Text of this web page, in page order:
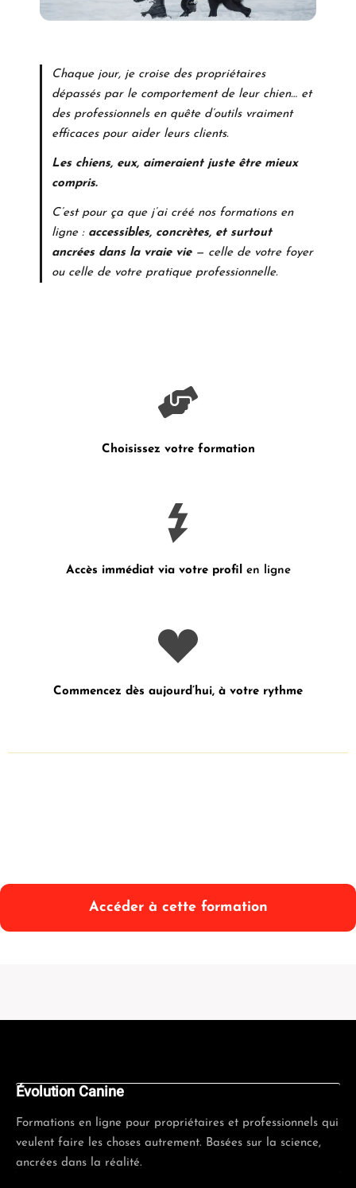
Chaque jour, je croise des propriétaires
dépassés par le comportement de leur chien… et
des professionnels en quête d’outils vraiment
efficaces pour aider leurs clients.
Les chiens, eux, aimeraient juste être mieux
compris.
C’est pour ça que j’ai créé nos formations en
ligne : accessibles, concrètes, et surtout
ancrées dans la vraie vie— celle de votre foyer
ou celle de votre pratique professionnelle.
Choisissez votre formation
Accès immédiat via votre profilen ligne
Commencez dès aujourd’hui, à votre rythme
Accéder à cette formation
Évolution Canine
Formations en ligne pour propriétaires et professionnels qui
veulent faire les choses autrement. Basées sur la science,
ancrées dans la réalité.